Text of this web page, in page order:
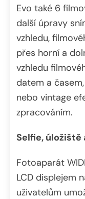
Evo také 6
další úpravy
vzhledu,
přes horní a
vzhledu
datem a
nebo vintage
zpracováním.
Selfie, úložiště
Fotoaparát
LCD displejem
uživatelům